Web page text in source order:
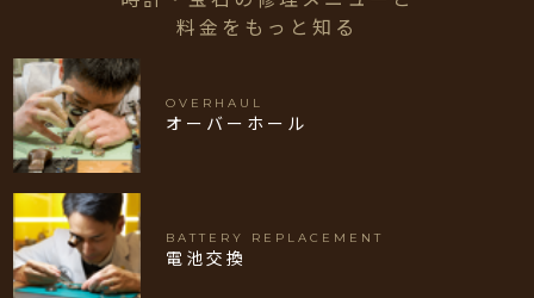
料金をもっと知る
OVERHAUL
オーバーホール
BATTERY REPLACEMENT
電池交換